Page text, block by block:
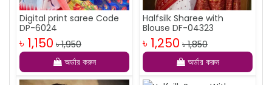
Digital print saree Code
DP-6024
৳ 1,150 ৳ 1,950
অর্ডার করুন
Halfsilk Sharee with
Blouse DF-04323
৳ 1,250 ৳ 1,850
অর্ডার করুন